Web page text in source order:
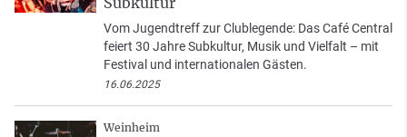
Vom Jugendtreff zur Clublegende: Das Café Central
feiert 30 Jahre Subkultur, Musik und Vielfalt – mit
Festival und internationalen Gästen.
16.06.2025
Weinheim